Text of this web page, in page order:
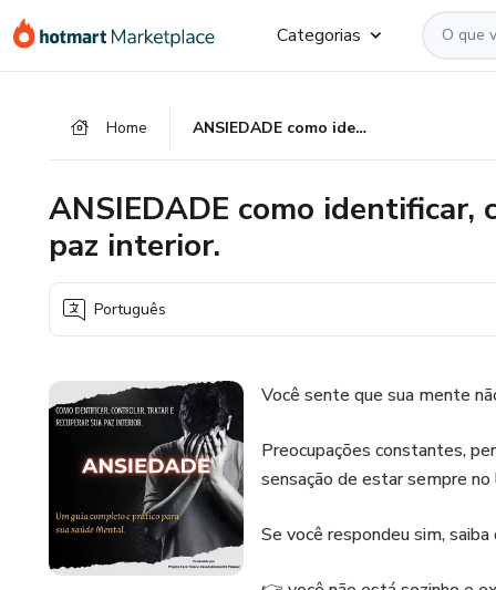
para
para
para
Categorias
Home ANSIEDADE como identificar, controlar, tratar e recuperar sua paz interior.
ANSIEDADE como
paz interior.
Português
Você sente que sua mente
Preocupações constantes,
sensação de estar sempre
Se você respondeu sim, saiba